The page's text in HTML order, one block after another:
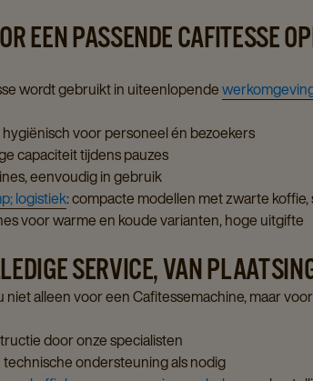
EEN PASSENDE CAFITESSE
wordt gebruikt in uiteenlopende
hygiënisch voor personeel én bezoekers
capaciteit tijdens pauzes
eenvoudig in gebruik
logistiek: compacte modellen met zwarte koffie,
voor warme en koude varianten, hoge uitgifte
SERVICE, VAN
niet alleen voor een Cafitessemachine, maar
door onze specialisten
ondersteuning als nodig